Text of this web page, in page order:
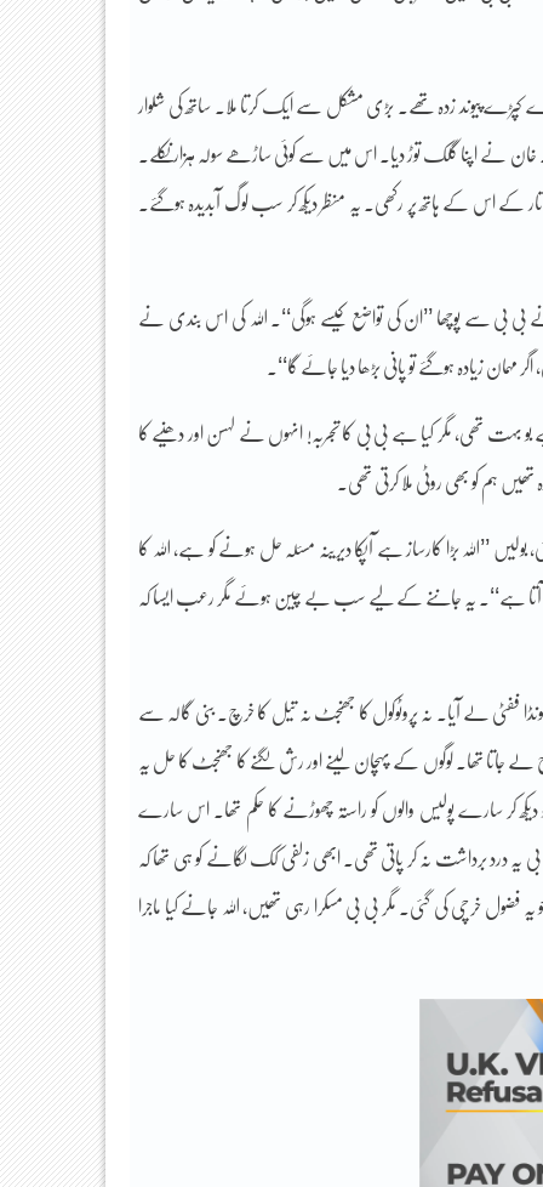
کپڑے پیوند زدہ تھے۔ بڑی مشکل سے ایک کرتا ملا۔ ساتھ کی شلوار
خان نے اپنا گلک توڑ دیا۔ اس میں سے کوئی ساڑھے سولہ ہزار نکلے۔
اتار کے اس کے ہاتھ پر رکھی۔ یہ منظر دیکھ کر سب لوگ آبدیدہ ہوگئے۔
سے پوچھا ’’ان کی تواضع کیسے ہوگی‘‘۔ اللہ کی اس بندی نے
زیادہ ہوگئے تو پانی بڑھا دیا جائے گا‘‘۔
بو بہت تھی، مگر کیا ہے بی بی کا تجربہ! انہوں نے لہسن اور دھنیے کا
تھیں ہم کو بھی روٹی ملا کرتی تھی۔
’’اللہ بڑا کارساز ہے آپکا دیرینہ مسئلہ حل ہونے کو ہے، اللہ کا
ہے‘‘۔ یہ جاننے کے لیے سب بے چین ہوئے مگر رعب ایسا کہ
ففٹی لے آیا۔ نہ پروٹوکول کا جھنجٹ نہ تیل کا خرچ۔ بنی گالہ سے
تھا۔ لوگوں کے پہچان لینے اور رش لگنے کا جھنجٹ کا حل یہ
کر سارے پولیس والوں کو راستہ چھوڑنے کا حکم تھا۔ اس سارے
درد برداشت نہ کر پاتی تھی۔ ابھی زلفی کک لگانے کو ہی تھا کہ
خرچی کی گئی۔ مگر بی بی مسکرا رہی تھیں، اللہ جانے کیا ماجرا